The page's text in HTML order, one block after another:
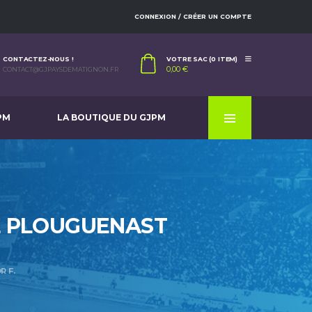
CONNEXION / CRÉER UN COMPTE
CONTACTEZ-NOUS !
CONTACT@GJPAYSDEMATIGNON.FR
VOTRE SAC (0 ITEM)
0,00€
LA BOUTIQUE DU GJPM
PLOUGUENAST
F.